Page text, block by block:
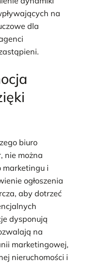
na
dla
biuro
nie można
marketingu i
ogłoszenia
aby dotrzeć
dysponują
na
marketingowej,
nieruchomości i